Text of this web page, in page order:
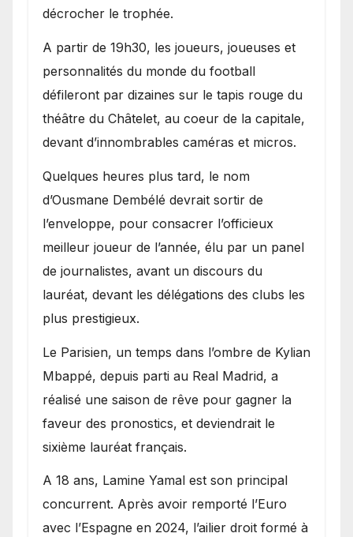
décrocher le trophée.
A partir de 19h30, les joueurs, joueuses et
personnalités du monde du football
défileront par dizaines sur le tapis rouge du
théâtre du Châtelet, au coeur de la capitale,
devant d’innombrables caméras et micros.
Quelques heures plus tard, le nom
d’Ousmane Dembélé devrait sortir de
l’enveloppe, pour consacrer l’officieux
meilleur joueur de l’année, élu par un panel
de journalistes, avant un discours du
lauréat, devant les délégations des clubs les
plus prestigieux.
Le Parisien, un temps dans l’ombre de Kylian
Mbappé, depuis parti au Real Madrid, a
réalisé une saison de rêve pour gagner la
faveur des pronostics, et deviendrait le
sixième lauréat français.
A 18 ans, Lamine Yamal est son principal
concurrent. Après avoir remporté l’Euro
avec l’Espagne en 2024, l’ailier droit formé à